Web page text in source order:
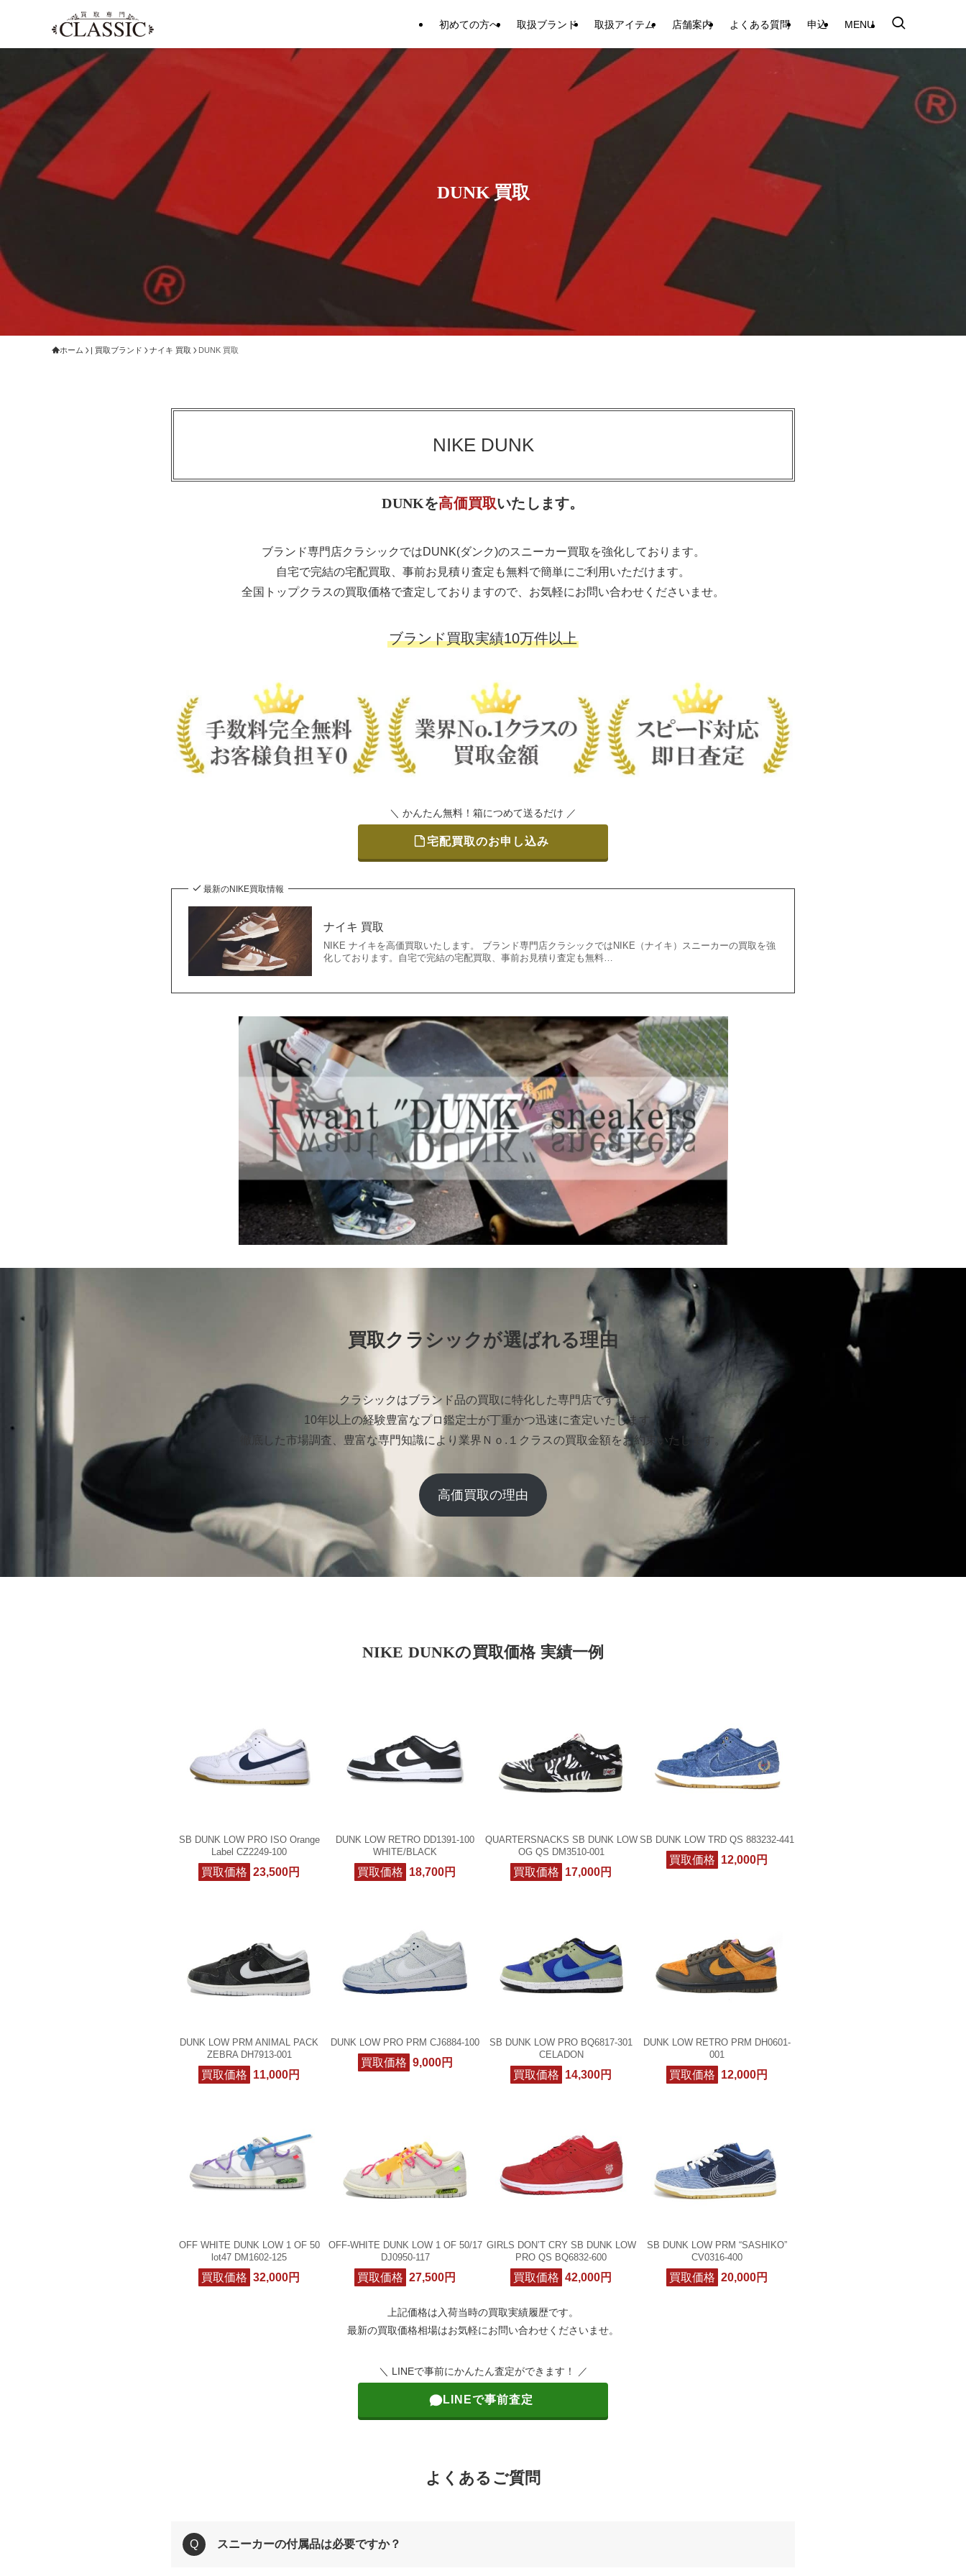
初めての方へ 取扱ブランド 取扱アイテム 店舗案内 よくある質問 申込 MENU
DUNK 買取
ホーム | 買取ブランド ナイキ 買取 DUNK 買取
NIKE DUNK
DUNKを高価買取いたします。
ブランド専門店クラシックではDUNK(ダンク)のスニーカー買取を強化しております。
自宅で完結の宅配買取、事前お見積り査定も無料で簡単にご利用いただけます。
全国トップクラスの買取価格で査定しておりますので、お気軽にお問い合わせくださいませ。
ブランド買取実績10万件以上
＼ かんたん無料！箱につめて送るだけ ／
宅配買取のお申し込み
最新のNIKE買取情報
ナイキ 買取
NIKE ナイキを高価買取いたします。 ブランド専門店クラシックではNIKE（ナイキ）スニーカーの買取を強
化しております。自宅で完結の宅配買取、事前お見積り査定も無料…
買取クラシックが選ばれる理由
クラシックはブランド品の買取に特化した専門店です。
10年以上の経験豊富なプロ鑑定士が丁重かつ迅速に査定いたします。
徹底した市場調査、豊富な専門知識により業界Ｎｏ.１クラスの買取金額をお約束いたします。
高価買取の理由
NIKE DUNKの買取価格 実績一例
SB DUNK LOW PRO ISO Orange
Label CZ2249-100
買取価格 23,500円
DUNK LOW RETRO DD1391-100
WHITE/BLACK
買取価格 18,700円
QUARTERSNACKS SB DUNK LOW
OG QS DM3510-001
買取価格 17,000円
SB DUNK LOW TRD QS 883232-441
買取価格 12,000円
DUNK LOW PRM ANIMAL PACK
ZEBRA DH7913-001
買取価格 11,000円
DUNK LOW PRO PRM CJ6884-100
買取価格 9,000円
SB DUNK LOW PRO BQ6817-301
CELADON
買取価格 14,300円
DUNK LOW RETRO PRM DH0601-
001
買取価格 12,000円
OFF WHITE DUNK LOW 1 OF 50
lot47 DM1602-125
買取価格 32,000円
OFF-WHITE DUNK LOW 1 OF 50/17
DJ0950-117
買取価格 27,500円
GIRLS DON’T CRY SB DUNK LOW
PRO QS BQ6832-600
買取価格 42,000円
SB DUNK LOW PRM “SASHIKO”
CV0316-400
買取価格 20,000円
上記価格は入荷当時の買取実績履歴です。
最新の買取価格相場はお気軽にお問い合わせくださいませ。
＼ LINEで事前にかんたん査定ができます！ ／
LINEで事前査定
よくあるご質問
スニーカーの付属品は必要ですか？